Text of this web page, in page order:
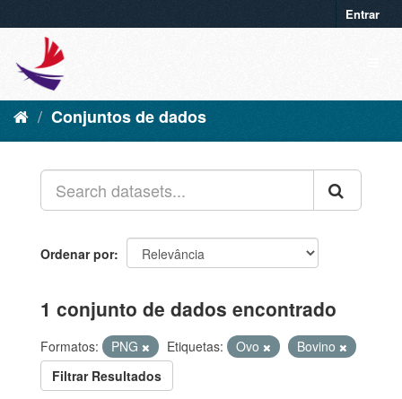
Entrar
Conjuntos de dados
Ordenar por
1 conjunto de dados encontrado
Formatos: PNG Etiquetas: Ovo
Bovino
Filtrar Resultados